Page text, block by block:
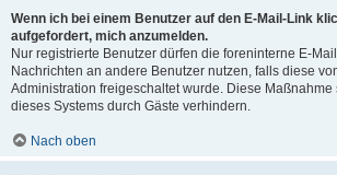
Wenn ich bei einem Benutzer auf den E-Mail-Link
aufgefordert, mich anzumelden.
Nur registrierte Benutzer dürfen die foreninterne E-
Nachrichten an andere Benutzer nutzen, falls diese
Administration freigeschaltet wurde. Diese Maßnahme
dieses Systems durch Gäste verhindern.
Nach oben